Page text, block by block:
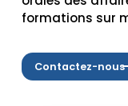
formations sur
Contactez-nous